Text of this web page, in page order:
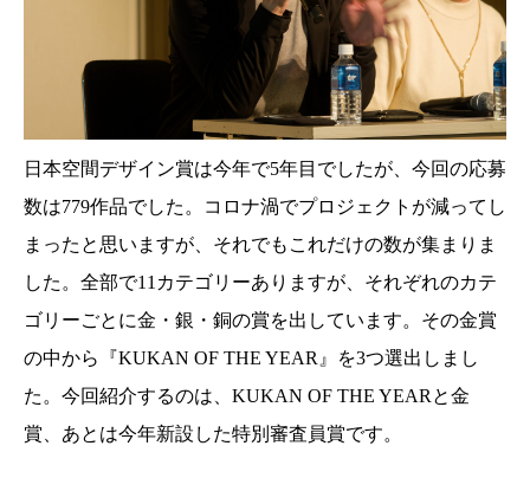
日本空間デザイン賞は今年で5年目でしたが、今回の応募
数は779作品でした。コロナ渦でプロジェクトが減ってし
まったと思いますが、それでもこれだけの数が集まりま
した。全部で11カテゴリーありますが、それぞれのカテ
ゴリーごとに金・銀・銅の賞を出しています。その金賞
の中から『KUKAN OF THE YEAR』を3つ選出しまし
た。今回紹介するのは、KUKAN OF THE YEARと金
賞、あとは今年新設した特別審査員賞です。